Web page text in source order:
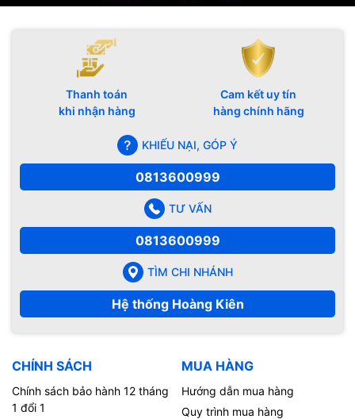
Thanh toán
khi nhận hàng
Cam kết uy tín
hàng chính hãng
KHIẾU NẠI, GÓP Ý
0813600999
TƯ VẤN
0813600999
TÌM CHI NHÁNH
Hệ thống Hoàng Kiên
CHÍNH SÁCH
Chính sách bảo hành 12 tháng
1 đổi 1
MUA HÀNG
Hướng dẫn mua hàng
Quy trình mua hàng